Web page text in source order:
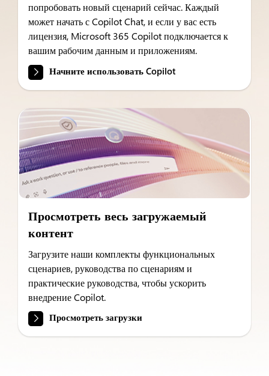
попробовать новый сценарий сейчас. Каждый
может начать с Copilot Chat, и если у вас есть
лицензия, Microsoft 365 Copilot подключается к
вашим рабочим данным и приложениям.
Начните использовать Copilot
Просмотреть весь загружаемый
контент
Загрузите наши комплекты функциональных
сценариев, руководства по сценариям и
практические руководства, чтобы ускорить
внедрение Copilot.
Просмотреть загрузки